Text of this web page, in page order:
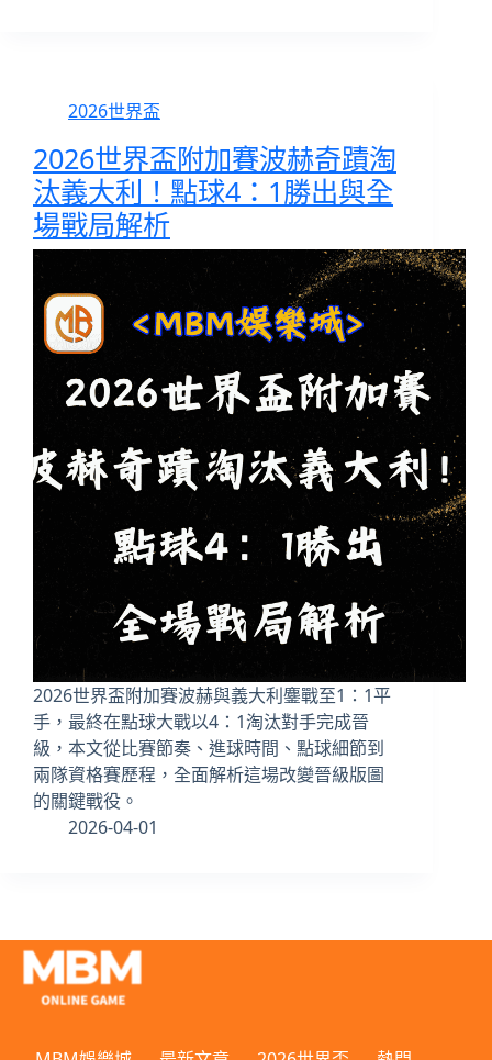
2026世界盃
2026世界盃附加賽波赫奇蹟淘
汰義大利！點球4：1勝出與全
場戰局解析
2026世界盃附加賽波赫與義大利鏖戰至1：1平
手，最終在點球大戰以4：1淘汰對手完成晉
級，本文從比賽節奏、進球時間、點球細節到
兩隊資格賽歷程，全面解析這場改變晉級版圖
的關鍵戰役。
2026-04-01